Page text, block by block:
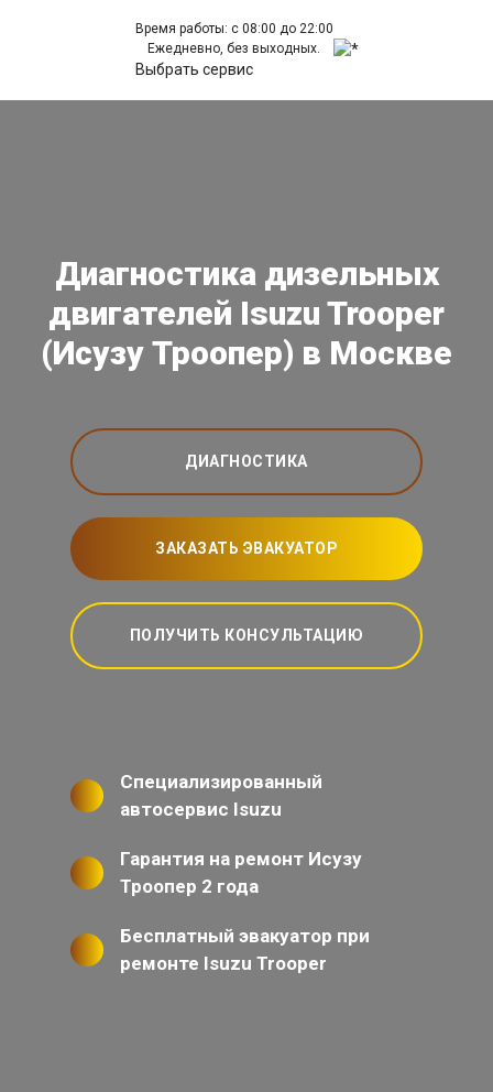
Время работы: с 08:00 до 22:00
Ежедневно, без выходных.
Выбрать сервис
Диагностика дизельных
двигателей Isuzu Trooper
(Исузу Троопер) в Москве
ДИАГНОСТИКА
ЗАКАЗАТЬ ЭВАКУАТОР
ПОЛУЧИТЬ КОНСУЛЬТАЦИЮ
Специализированный
автосервис Isuzu
Гарантия на ремонт Исузу
Троопер 2 года
Бесплатный эвакуатор при
ремонте Isuzu Trooper